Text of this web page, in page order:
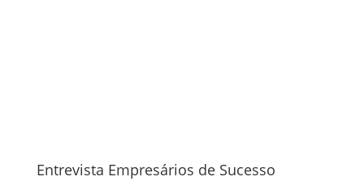
Entrevista Empresários de Sucesso